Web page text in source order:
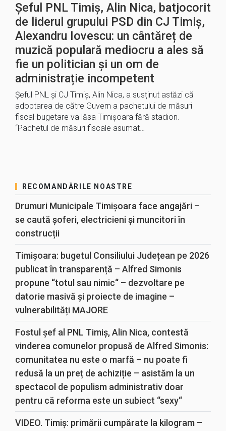
Șeful PNL Timiș, Alin Nica, batjocorit
de liderul grupului PSD din CJ Timiș,
Alexandru Iovescu: un cântăreț de
muzică populară mediocru a ales să
fie un politician și un om de
administrație incompetent
Șeful PNL și CJ Timiș, Alin Nica, a susținut astăzi că
adoptarea de către Guvern a pachetului de măsuri
fiscal-bugetare va lăsa Timișoara fără stadion.
“Pachetul de măsuri fiscale asumat…
RECOMANDĂRILE NOASTRE
Drumuri Municipale Timișoara face angajări –
se caută șoferi, electricieni și muncitori în
construcții
Timișoara: bugetul Consiliului Județean pe 2026
publicat în transparență – Alfred Simonis
propune “totul sau nimic“ – dezvoltare pe
datorie masivă și proiecte de imagine –
vulnerabilități MAJORE
Fostul șef al PNL Timiș, Alin Nica, contestă
vinderea comunelor propusă de Alfred Simonis:
comunitatea nu este o marfă – nu poate fi
redusă la un preț de achiziție – asistăm la un
spectacol de populism administrativ doar
pentru că reforma este un subiect “sexy“
VIDEO. Timiș: primării cumpărate la kilogram –